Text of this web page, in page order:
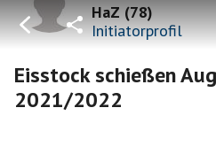
HaZ(78)
Initiatorprofil
Eisstock schießen
2021/2022